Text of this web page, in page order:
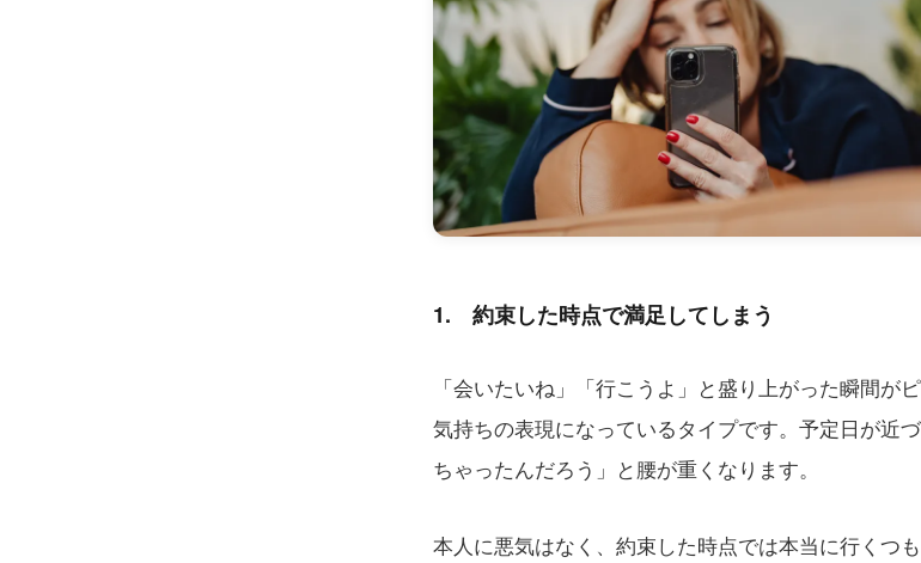
1. 約束した時点で満足してしまう
「会いたいね」「行こうよ」と盛り上がった瞬間が
気持ちの表現になっているタイプです。予定日が近
ちゃったんだろう」と腰が重くなります。
本人に悪気はなく、約束した時点では本当に行くつ